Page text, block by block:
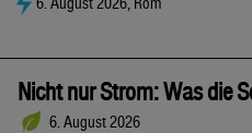
Nicht nur Strom: Was die
6. August 2026